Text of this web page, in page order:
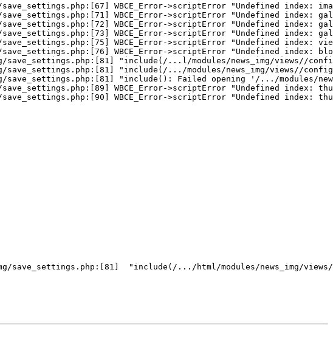
WBCE_Error->scriptError "Undefined index:
WBCE_Error->scriptError "Undefined index:
WBCE_Error->scriptError "Undefined index:
WBCE_Error->scriptError "Undefined index:
save_settings.php:[75] WBCE_Error->scriptError "Undefined index:
save_settings.php:[76] WBCE_Error->scriptError "Undefined index:
save_settings.php:[81] "include(/...l/modules/news_img/
save_settings.php:[81] "include(/.../modules/news_img/
save_settings.php:[81] "include(): Failed opening '/.../
WBCE_Error->scriptError "Undefined index:
WBCE_Error->scriptError "Undefined index:
save_settings.php:[81]  "include(/.../html/modules/